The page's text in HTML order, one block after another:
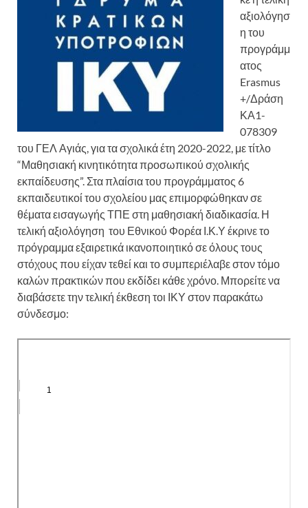
αξιολόγησ
η του
προγράμμ
ατος
Erasmus
+/Δράση
ΚΑ1-
078309
του ΓΕΛ Αγιάς, για τα σχολικά έτη 2020-2022, με τίτλο
“Μαθησιακή κινητικότητα προσωπικού σχολικής
εκπαίδευσης”. Στα πλαίσια του προγράμματος 6
εκπαιδευτικοί του σχολείου μας επιμορφώθηκαν σε
θέματα εισαγωγής ΤΠΕ στη μαθησιακή διαδικασία. Η
τελική αξιολόγηση του Εθνικού Φορέα Ι.Κ.Υ έκρινε το
πρόγραμμα εξαιρετικά ικανοποιητικό σε όλους τους
στόχους που είχαν τεθεί και το συμπεριέλαβε στον τόμο
καλών πρακτικών που εκδίδει κάθε χρόνο. Μπορείτε να
διαβάσετε την τελική έκθεση τοι ΙΚΥ στον παρακάτω
σύνδεσμο: